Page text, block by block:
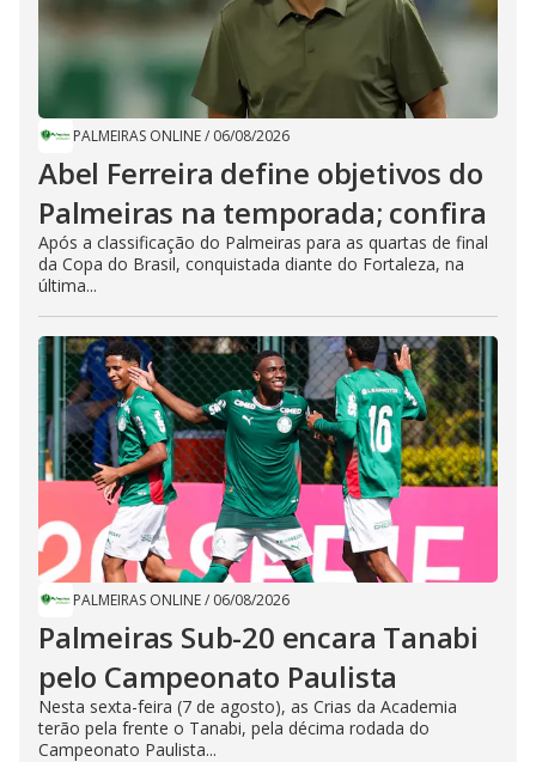
PALMEIRAS ONLINE/ 06/08/2026
Abel Ferreira define objetivos do
Palmeiras na temporada; confira
Após a classificação do Palmeiras para as quartas de final
da Copa do Brasil, conquistada diante do Fortaleza, na
última...
PALMEIRAS ONLINE/ 06/08/2026
Palmeiras Sub-20 encara Tanabi
pelo Campeonato Paulista
Nesta sexta-feira (7 de agosto), as Crias da Academia
terão pela frente o Tanabi, pela décima rodada do
Campeonato Paulista...